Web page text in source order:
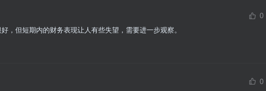
0
，但短期内的财务表现让人有些失望，需要进一步观察。
0